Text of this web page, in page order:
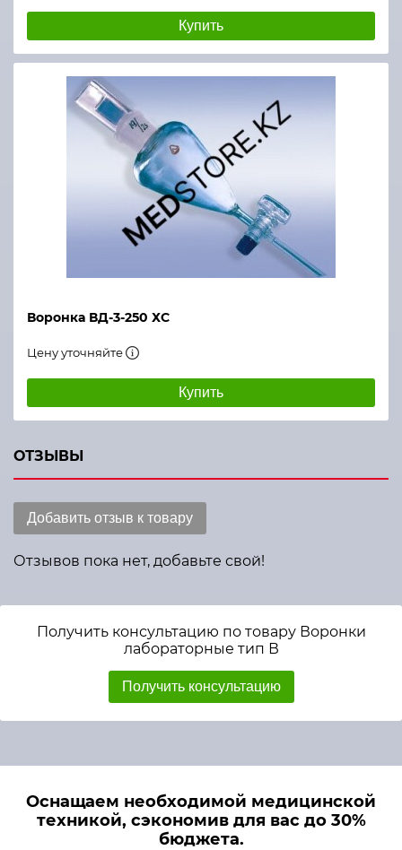
Купить
Воронка ВД-3-250 ХС
Цену уточняйте
Купить
ОТЗЫВЫ
Добавить отзыв к товару
Отзывов пока нет, добавьте свой!
Получить консультацию по товару Воронки
лабораторные тип В
Получить консультацию
Оснащаем необходимой медицинской
техникой, сэкономив для вас до 30%
бюджета.